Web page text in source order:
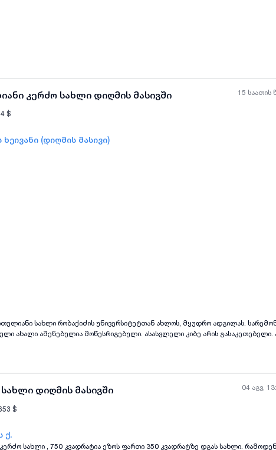
15 საათის
კერძო სახლი დიღმის მასივში
$
(დიღმის მასივი)
სახლი რობაქიძის უნივერსიტეტთან ახლოს, მყუდრო ადგილას.
ახალი აშენებულია მოწესრიგებული. ასასვლელი კიბე არის გასაკეთებელი.
აქვს.
04 აგვ,
დიღმის მასივში
$
ქ.
სახლი , 750 კვადრატია ეზოს ფართი 350 კვადრატზე დგას სახლი.